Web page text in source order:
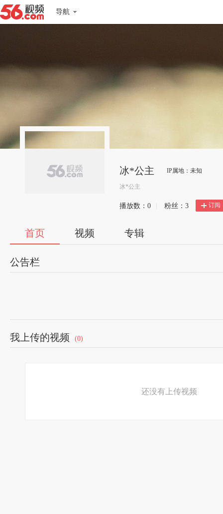
导航
冰*公主 IP属地：未知
冰*公主
播放数： 0 粉丝： 3 订阅
首页 视频 专辑
公告栏
我上传的视频 (0)
还没有上传视频